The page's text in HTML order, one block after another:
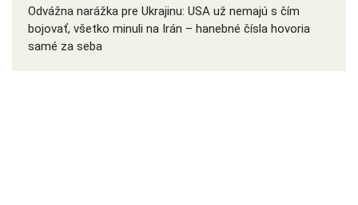
Odvážna narážka pre Ukrajinu: USA už nemajú s čím
bojovať, všetko minuli na Irán – hanebné čísla hovoria
samé za seba